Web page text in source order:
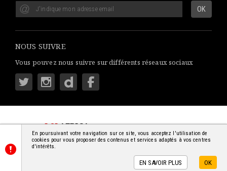
NOUS SUIVRE
Vous pouvez nous suivre sur différents réseaux sociaux
LSIAFRICA: S'INFORMER SIMPLEMENT
© 2018-2026 - TOUS DROITS RÉSERVÉS
En poursuivant votre navigation sur ce site, vous acceptez l'utilisation de
cookies pour vous proposer des contenus et services adaptés à vos centres
d'intérêts.
EN SAVOIR PLUS OK